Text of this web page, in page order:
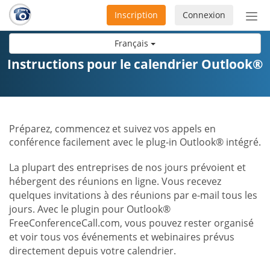
Français
ou
la
Connexion
Inscription
Instructions pour le calendrier Outlook®
Préparez, commencez et suivez vos appels en
conférence facilement avec le plug-in Outlook® intégré.
La plupart des entreprises de nos jours prévoient et
hébergent des réunions en ligne. Vous recevez
quelques invitations à des réunions par e-mail tous les
jours. Avec le plugin pour Outlook®
FreeConferenceCall.com, vous pouvez rester organisé
et voir tous vos événements et webinaires prévus
directement depuis votre calendrier.